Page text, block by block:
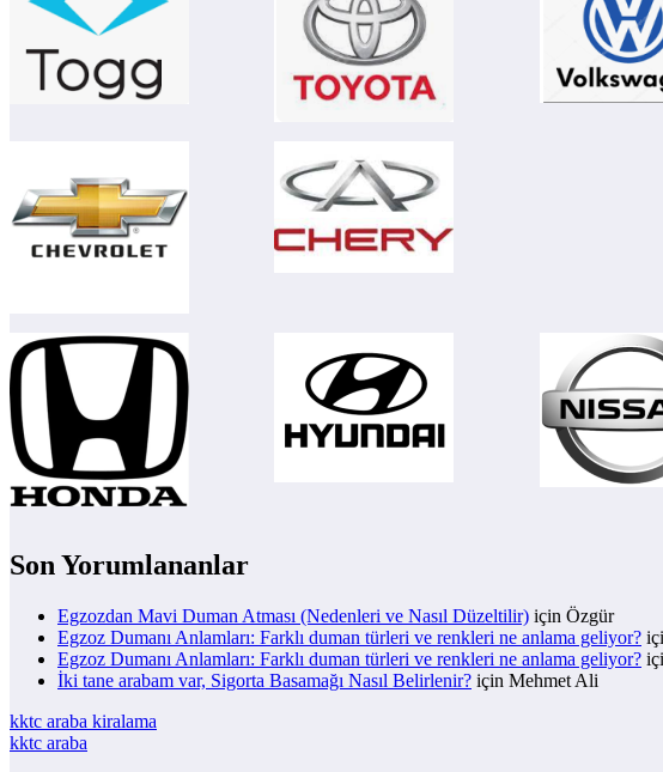
Son Yorumlananlar
Egzozdan Mavi Duman Atması (Nedenleri ve Nasıl Düzeltilir) için Özgür
Egzoz Dumanı Anlamları: Farklı duman türleri ve renkleri ne anlama geliyor?
Egzoz Dumanı Anlamları: Farklı duman türleri ve renkleri ne anlama geliyor?
İki tane arabam var, Sigorta Basamağı Nasıl Belirlenir? için Mehmet Ali
kktc araba kiralama
kktc araba